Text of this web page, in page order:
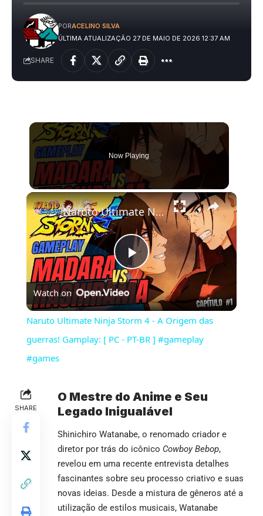
ÚLTIMA ATUALIZAÇÃO 27 DE MAIO DE 2026 12:37 AM
PORACELINO SILVA
SHARE
Now Playing
×
Play
Video
Naruto Ultimate Ninja Storm 4 - A Origem das guerras! Gamplay: [ PC - PT-BR ] #gameplay #games
Watch on
Naruto Ultimate Ninja Storm 4 - A Origem das
guerras! Gamplay: [ PC - PT-BR ] #gameplay
#games
SHARE
O Mestre do Anime e Seu
Legado Inigualável
Shinichiro Watanabe, o renomado criador e
diretor por trás do icônico Cowboy Bebop,
revelou em uma recente entrevista detalhes
fascinantes sobre seu processo criativo e suas
novas ideias. Desde a mistura de gêneros até a
utilização de estilos musicais, Watanabe